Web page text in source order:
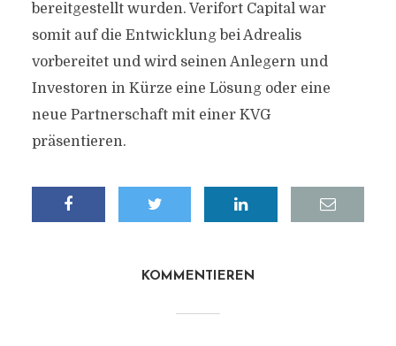
bereitgestellt wurden. Verifort Capital war
somit auf die Entwicklung bei Adrealis
vorbereitet und wird seinen Anlegern und
Investoren in Kürze eine Lösung oder eine
neue Partnerschaft mit einer KVG
präsentieren.
KOMMENTIEREN